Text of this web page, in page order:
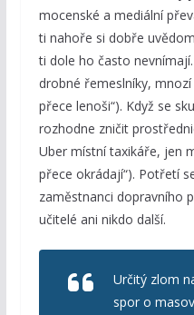
mocenské a mediální
ti nahoře si dobře
ti dole ho často
drobné řemeslníky,
přece lenoši“). Když se
rozhodne zničit
Uber místní taxikáře, jen
přece okrádají“). Potřetí
zaměstnanci dopravního
učitelé ani nikdo další.
Určitý zlom
spor o